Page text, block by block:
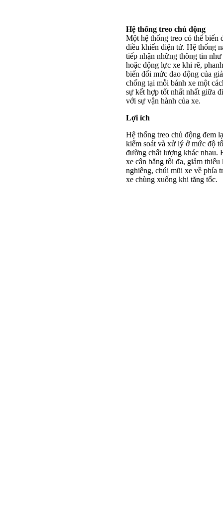
Hệ thống treo chủ động
Một hệ thống treo có thể biến
điều khiển điện tử. Hệ thống
tiếp nhận những thông tin
hoặc động lực xe khi rẽ,
biến đổi mức dao động của
chống tại mỗi bánh xe một
sự kết hợp tốt nhất nhất giữa
với sự vận hành của xe.
Lợi ích
Hệ thống treo chủ động đem
kiểm soát và xử lý ở mức độ
đường chất lượng khác nhau.
xe cân bằng tối đa, giảm
nghiêng, chúi mũi xe về phía
xe chùng xuống khi tăng tốc.